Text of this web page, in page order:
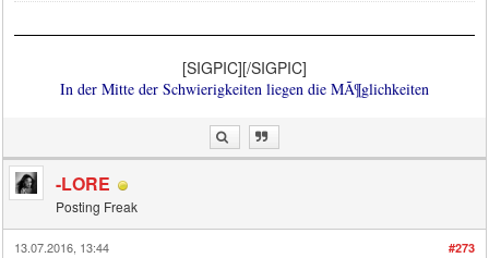
[SIGPIC][/SIGPIC]
In der Mitte der Schwierigkeiten liegen die MÃ¶glichkeiten
-LORE
Posting Freak
#273
13.07.2016, 13:44